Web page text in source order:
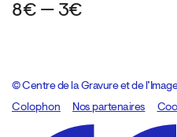
8€ — 3€
© Centre de la Gravure et de
Colophon
Design:Marcel Kaczmarek, code:
Nos partenaires